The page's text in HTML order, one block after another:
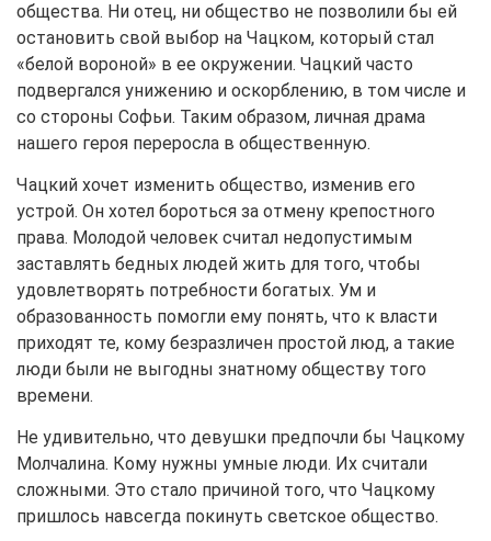
общества. Ни отец, ни общество не позволили бы ей
остановить свой выбор на Чацком, который стал
«белой вороной» в ее окружении. Чацкий часто
подвергался унижению и оскорблению, в том числе и
со стороны Софьи. Таким образом, личная драма
нашего героя переросла в общественную.
Чацкий хочет изменить общество, изменив его
устрой. Он хотел бороться за отмену крепостного
права. Молодой человек считал недопустимым
заставлять бедных людей жить для того, чтобы
удовлетворять потребности богатых. Ум и
образованность помогли ему понять, что к власти
приходят те, кому безразличен простой люд, а такие
люди были не выгодны знатному обществу того
времени.
Не удивительно, что девушки предпочли бы Чацкому
Молчалина. Кому нужны умные люди. Их считали
сложными. Это стало причиной того, что Чацкому
пришлось навсегда покинуть светское общество.